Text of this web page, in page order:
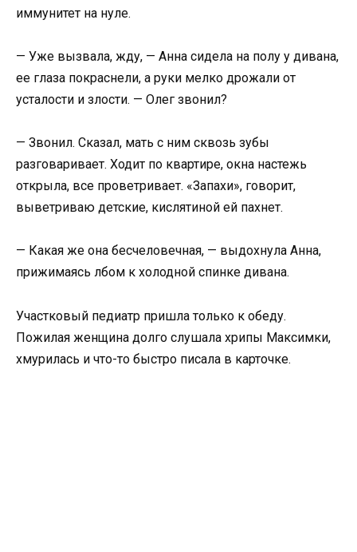
иммунитет на нуле.
— Уже вызвала, жду, — Анна сидела на полу у дивана,
ее глаза покраснели, а руки мелко дрожали от
усталости и злости. — Олег звонил?
— Звонил. Сказал, мать с ним сквозь зубы
разговаривает. Ходит по квартире, окна настежь
открыла, все проветривает. «Запахи», говорит,
выветриваю детские, кислятиной ей пахнет.
— Какая же она бесчеловечная, — выдохнула Анна,
прижимаясь лбом к холодной спинке дивана.
Участковый педиатр пришла только к обеду.
Пожилая женщина долго слушала хрипы Максимки,
хмурилась и что-то быстро писала в карточке.